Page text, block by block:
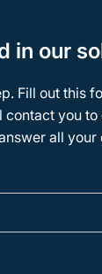
in our
Fill out this
contact you to
all your